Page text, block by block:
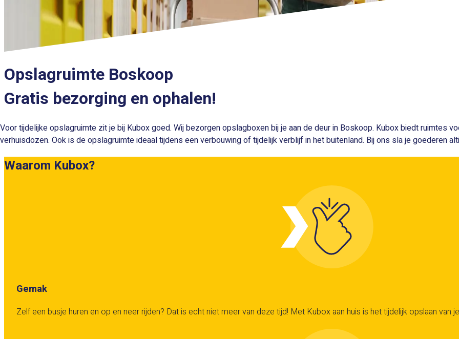
Opslagruimte Boskoop
Gratis bezorging en ophalen!
Voor tijdelijke opslagruimte zit je bij Kubox goed. Wij bezorgen opslagboxen bij je aan de deur in Boskoop. Kubox biedt ruimtes
verhuisdozen. Ook is de opslagruimte ideaal tijdens een verbouwing of tijdelijk verblijf in het buitenland. Bij ons sla je goederen
Waarom Kubox?
Gemak
Zelf een busje huren en op en neer rijden? Dat is echt niet meer van deze tijd! Met Kubox aan huis is het tijdelijk opslaan van